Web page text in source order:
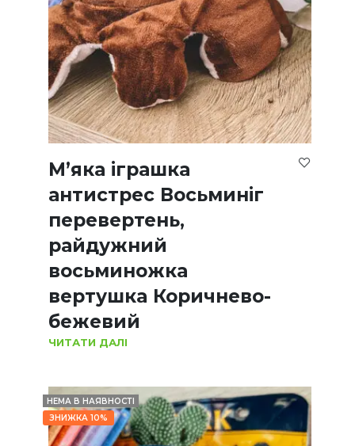
М’яка іграшка
антистрес Восьминіг
перевертень,
райдужний
восьминожка
вертушка Коричнево-
бежевий
ЧИТАТИ ДАЛІ
НЕМА В НАЯВНОСТІ
ЗНИЖКА 10%